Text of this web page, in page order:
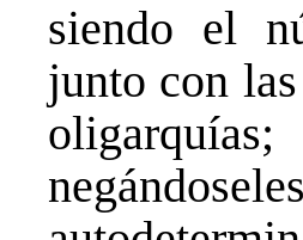
siendo el
junto con